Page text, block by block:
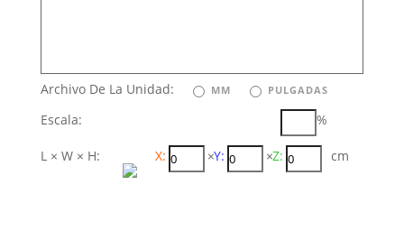
Archivo De La Unidad: MM PULGADAS
Escala: %
L × W × H: X: ×Y: ×Z: cm